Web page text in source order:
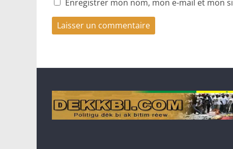
Enregistrer mon nom, mon e-mail et mon